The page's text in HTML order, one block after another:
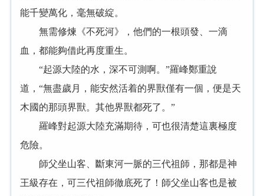
能千變萬化，毫無破綻。
無需修煉《不死河》，他們的一根頭發、一滴
血，都能夠借此再度重生。
“起源大陸的水，深不可測啊。”羅峰鄭重說
道，“無盡歲月，能安然活着的界獸僅有一個，便是天
木國的那頭界獸。其他界獸都死了。”
羅峰對起源大陸充滿期待，可也很清楚這裏極度
危險。
師父坐山客、斷東河一脈的三代祖師，那都是神
王級存在，可三代祖師徹底死了！師父坐山客也是被